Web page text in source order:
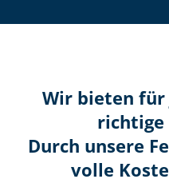
Wir bieten für
richtige
Durch unsere
volle